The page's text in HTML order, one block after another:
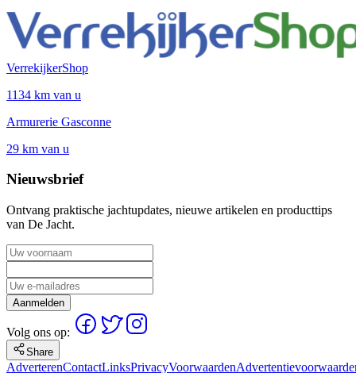
VerrekijkerShop
1134 km van u
Armurerie Gasconne
29 km van u
Nieuwsbrief
Ontvang praktische jachtupdates, nieuwe artikelen en producttips
van De Jacht.
Aanmelden
Volg ons op:
Share
AdverterenContactLinksPrivacyVoorwaarden